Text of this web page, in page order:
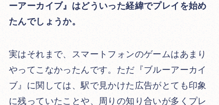
ーアーカイブ』はどういった経緯でプレイを始め
たんでしょうか。
実はそれまで、スマートフォンのゲームはあまり
やってこなかったんです。ただ『ブルーアーカイ
ブ』に関しては、駅で見かけた広告がとても印象
に残っていたことや、周りの知り合いが多くプレ